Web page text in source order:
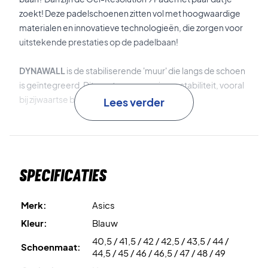
zoekt! Deze padelschoenen zitten vol met hoogwaardige
materialen en innovatieve technologieën, die zorgen voor
uitstekende prestaties op de padelbaan!
DYNAWALLis de stabiliserende 'muur' die langs de schoen
is geïntegreerd. Dit zorgt voor superieure stabiliteit, vooral
bij zijwaartse bewegingen.
tussenzool. Dit materiaal is licht, schokabsorberend en
DYNAWRAP
is de technologie die is geïntegreerd bij de
veters om de ondersteuning en pasvorm van de schoen te
Lees verder
Specificaties
Merk:
Asics
Kleur:
Blauw
Schoenmaat:
40,5 / 41,5 / 42 / 42,5 / 43,5 / 44 /
44,5 / 45 / 46 / 46,5 / 47 / 48 / 49